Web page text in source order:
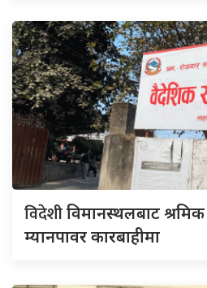
विदेशीविमानस्थलबाट
म्यानपावर कारबाहीमा